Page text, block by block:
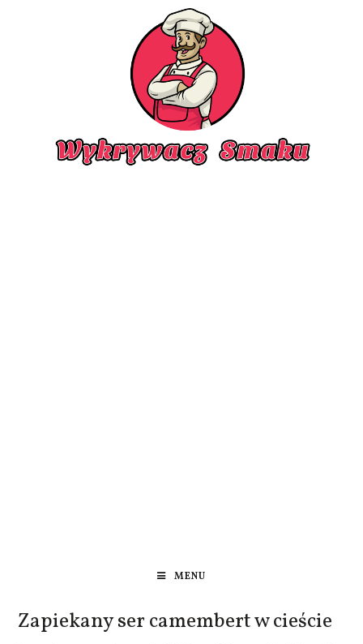
MENU
Zapiekany ser camembert w cieście